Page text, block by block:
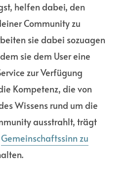
helfen dabei, den
Commu­nity zu
sie dabei sozuagen
sie dem User eine
zur Verfügung
Kompe­tenz, die von
Wissens rund um die
ausstrahlt, trägt
Gemein­schafts­sinn zu